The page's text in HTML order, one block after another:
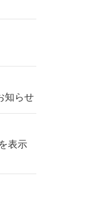
知らせ
表示